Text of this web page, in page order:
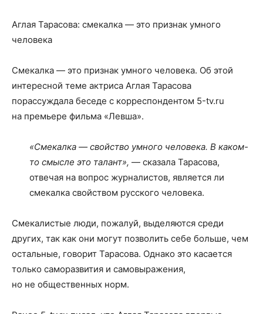
Аглая Тарасова: смекалка — это признак умного
человека
Смекалка — это признак умного человека. Об этой
интересной теме актриса Аглая Тарасова
порассуждала беседе с корреспондентом 5-tv.ru
на премьере фильма «Левша».
«Смекалка — свойство умного человека. В каком-
то смысле это талант», — сказала Тарасова,
отвечая на вопрос журналистов, является ли
смекалка свойством русского человека.
Смекалистые люди, пожалуй, выделяются среди
других, так как они могут позволить себе больше, чем
остальные, говорит Тарасова. Однако это касается
только саморазвития и самовыражения,
но не общественных норм.